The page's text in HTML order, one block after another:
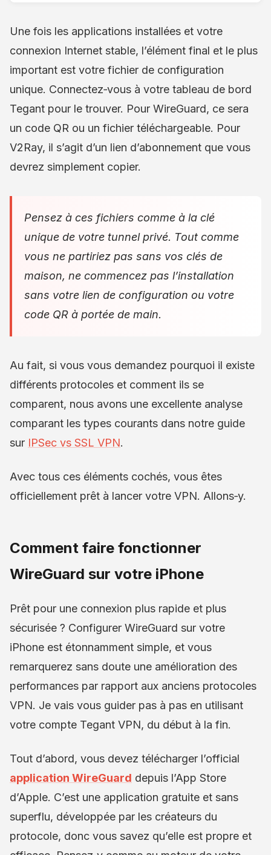
Une fois les applications installées et votre
connexion Internet stable, l’élément final et le plus
important est votre fichier de configuration
unique. Connectez‑vous à votre tableau de bord
Tegant pour le trouver. Pour WireGuard, ce sera
un code QR ou un fichier téléchargeable. Pour
V2Ray, il s’agit d’un lien d’abonnement que vous
devrez simplement copier.
Pensez à ces fichiers comme à la clé
unique de votre tunnel privé. Tout comme
vous ne partiriez pas sans vos clés de
maison, ne commencez pas l’installation
sans votre lien de configuration ou votre
code QR à portée de main.
Au fait, si vous vous demandez pourquoi il existe
différents protocoles et comment ils se
comparent, nous avons une excellente analyse
comparant les types courants dans notre guide
sur IPSec vs SSL VPN.
Avec tous ces éléments cochés, vous êtes
officiellement prêt à lancer votre VPN. Allons‑y.
Comment faire fonctionner
WireGuard sur votre iPhone
Prêt pour une connexion plus rapide et plus
sécurisée ? Configurer WireGuard sur votre
iPhone est étonnamment simple, et vous
remarquerez sans doute une amélioration des
performances par rapport aux anciens protocoles
VPN. Je vais vous guider pas à pas en utilisant
votre compte Tegant VPN, du début à la fin.
Tout d’abord, vous devez télécharger l’official
application WireGuard depuis l’App Store
d’Apple. C’est une application gratuite et sans
superflu, développée par les créateurs du
protocole, donc vous savez qu’elle est propre et